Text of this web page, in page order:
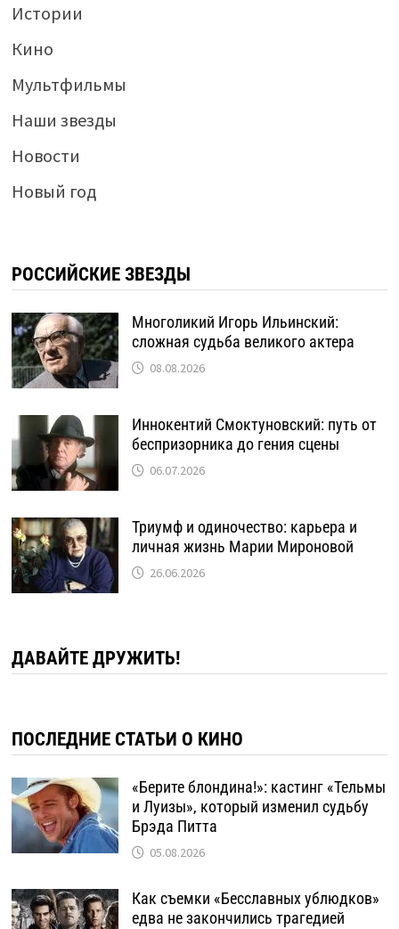
Истории
Кино
Мультфильмы
Наши звезды
Новости
Новый год
РОССИЙСКИЕ ЗВЕЗДЫ
Многоликий Игорь Ильинский:
сложная судьба великого актера
08.08.2026
Иннокентий Смоктуновский: путь от
беспризорника до гения сцены
06.07.2026
Триумф и одиночество: карьера и
личная жизнь Марии Мироновой
26.06.2026
ДАВАЙТЕ ДРУЖИТЬ!
ПОСЛЕДНИЕ СТАТЬИ О КИНО
«Берите блондина!»: кастинг «Тельмы
и Луизы», который изменил судьбу
Брэда Питта
05.08.2026
Как съемки «Бесславных ублюдков»
едва не закончились трагедией